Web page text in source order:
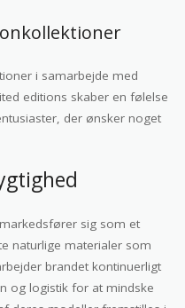
i samarbejde med
editions skaber en følelse
der ønsker noget
sig som et
naturlige materialer som
brandet kontinuerligt
og logistik for at mindske